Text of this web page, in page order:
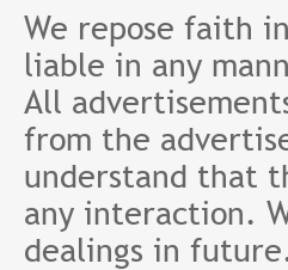
We repose faith
liable in any
All
from the
understand that
any interaction.
dealings in